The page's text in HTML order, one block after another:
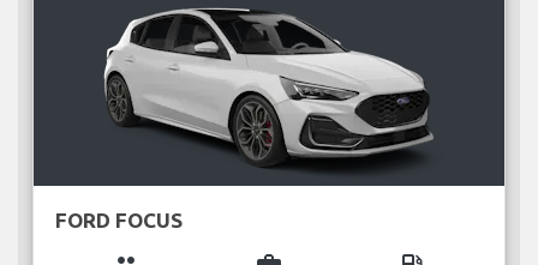
FORD FOCUS